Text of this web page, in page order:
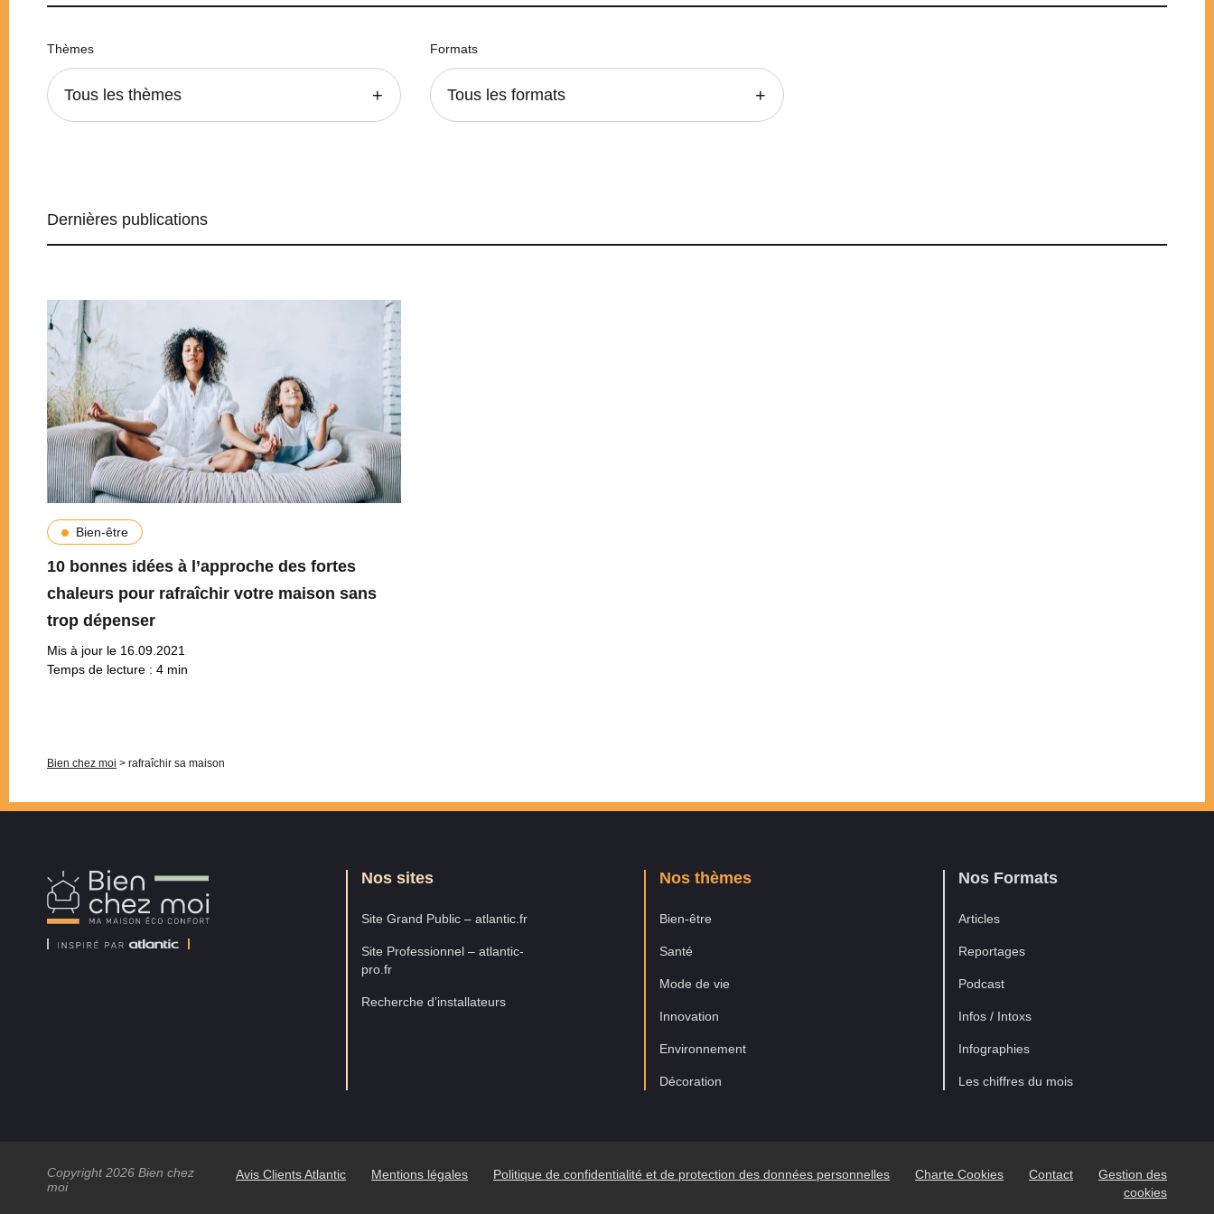
Thèmes
Tous les thèmes
Formats
Tous les formats
Dernières publications
Bien-être
10 bonnes idées à l’approche des fortes
chaleurs pour rafraîchir votre maison sans
trop dépenser
Mis à jour le 16.09.2021
Temps de lecture : 4 min
Bien chez moi > rafraîchir sa maison
Chez
Nos sites
Site Grand Public – atlantic.fr
Site Professionnel – atlantic-
pro.fr
Recherche d’installateurs
Nos thèmes
Bien-être
Santé
Mode de vie
Innovation
Environnement
Décoration
Nos Formats
Articles
Reportages
Podcast
Infos / Intoxs
Infographies
Les chiffres du mois
Copyright 2026 Bien chez
moi
Avis Clients Atlantic Mentions légales Politique de confidentialité et de protection des données personnelles Charte Cookies Contact
Gestion des
cookies